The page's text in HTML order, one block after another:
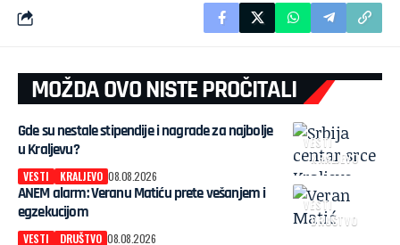
MOŽDA OVO NISTE PROČITALI
VESTI
KRALJEVO
Gde su nestale stipendije i nagrade za najbolje
u Kraljevu?
VESTI KRALJEVO 08.08.2026
VESTI
DRUŠTVO
ANEM alarm: Veranu Matiću prete vešanjem i
egzekucijom
VESTI DRUŠTVO 08.08.2026